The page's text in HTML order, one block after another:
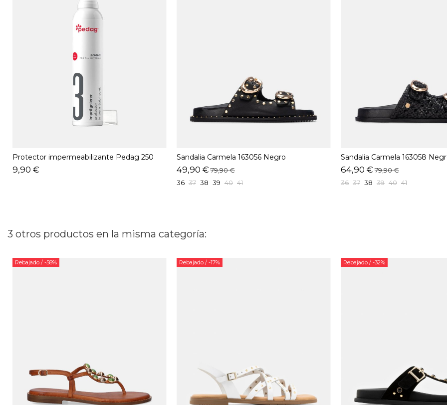
Protector impermeabilizante Pedag 250
ML
9,90 €
Sandalia Carmela 163056 Negro
49,90 € 79,90 €
36 37 38 39 40 41
Sandalia Carmela 163058
64,90 € 79,90 €
36 37 38 39 40 41
3 otros productos en la misma categoría:
Rebajado / -58% Rebajado / -17% Rebajado / -32%